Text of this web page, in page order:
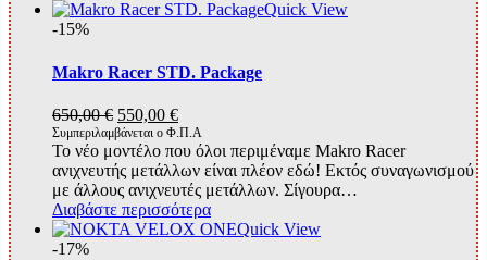
Quick View
-15%
Makro Racer STD. Package
650,00€ Original
price
was:
650,00 €.
550,00 €Η
τρέχουσα
τιμή
είναι:
550,00 €.
Συμπεριλαμβάνεται ο Φ.Π.Α
Το νέο μοντέλο που όλοι περιμέναμε Makro Racer
ανιχνευτής μετάλλων είναι πλέον εδώ! Εκτός συναγωνισμού
με άλλους ανιχνευτές μετάλλων. Σίγουρα…
Διαβάστε περισσότερα
Quick View
-17%